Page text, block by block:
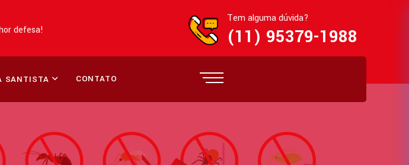
defesa!
Tem alguma dúvida?
(11) 95379-1988
SANTISTA CONTATO